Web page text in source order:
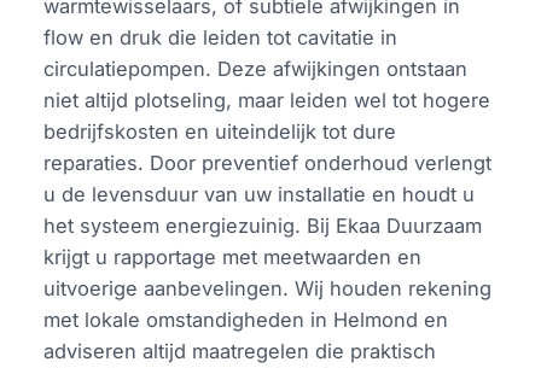
warmtewisselaars, of subtiele afwijkingen in
flow en druk die leiden tot cavitatie in
circulatiepompen. Deze afwijkingen ontstaan
niet altijd plotseling, maar leiden wel tot hogere
bedrijfskosten en uiteindelijk tot dure
reparaties. Door preventief onderhoud verlengt
u de levensduur van uw installatie en houdt u
het systeem energiezuinig. Bij Ekaa Duurzaam
krijgt u rapportage met meetwaarden en
uitvoerige aanbevelingen. Wij houden rekening
met lokale omstandigheden in Helmond en
adviseren altijd maatregelen die praktisch